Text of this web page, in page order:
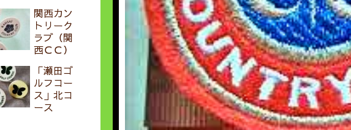
関西カン
トリーク
ラブ（関
西ＣＣ）
「瀬田ゴ
ルフコー
ス」北コ
ース